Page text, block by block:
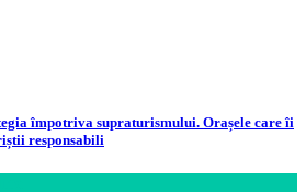
împotriva supraturismului. Orașele care îi
responsabili